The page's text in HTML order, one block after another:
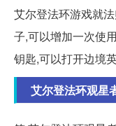
艾尔登法环游戏就
子,可以增加一次使
钥匙,可以打开边境
艾尔登法环观星